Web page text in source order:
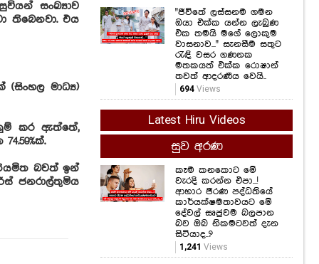
සංඛ්‍යාව
තිබෙනවා. එය
මාධ්‍ය)
කර ඇත්තේ,
බවත් ඉන්
ජනරාල්තුමිය
"ජීවිතේ ලස්සනම ගමන
ඔයා එක්ක යන්න ලැබුණ
එක තමයි මගේ ලොකුම
වාසනාව..." සැනසීම සතුට
රැඳි වසර ගණනක
මතකයත් එක්ක රොෂාන්
තවත් ආදරණීය වෙයි..
694 Views
Latest Hiru Videos
සුව අරණ
කෑම කනකොට මේ
වැරදි කරන්න එපා...!
ආහාර ජීරණ පද්ධතියේ
කාර්යක්ෂමතාවයට මේ
දේවල් සෘජුවම බලපාන
බව ඔබ නිකමටවත් දැන
සිටියාද..?
1,241 Views